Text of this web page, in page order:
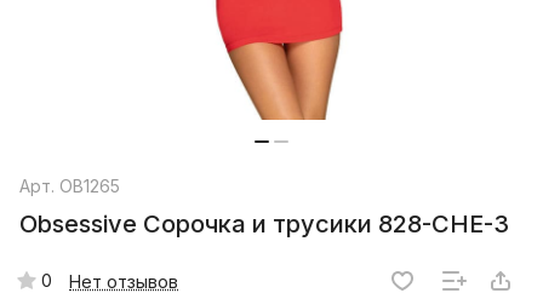
Арт. OB1265
Obsessive Сорочка и трусики 828-CHE-3
0 Нет отзывов